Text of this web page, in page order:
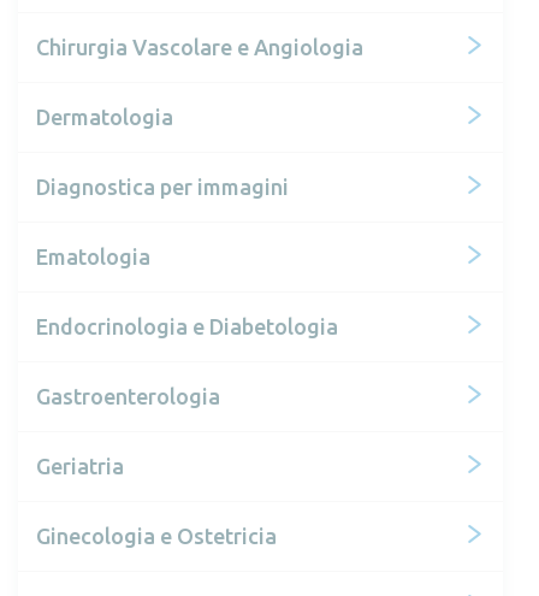
Chirurgia Vascolare e Angiologia
Dermatologia
Diagnostica per immagini
Ematologia
Endocrinologia e Diabetologia
Gastroenterologia
Geriatria
Ginecologia e Ostetricia